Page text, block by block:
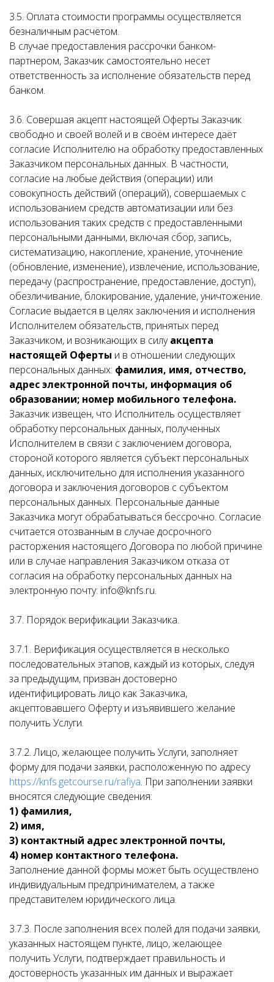
3.5. Оплата стоимости программы осуществляется
безналичным расчётом.
В случае предоставления рассрочки банком-
партнером, Заказчик самостоятельно несет
ответственность за исполнение обязательств перед
банком.
3.6. Совершая акцепт настоящей Оферты Заказчик
свободно и своей волей и в своём интересе даёт
согласие Исполнителю на обработку предоставленных
Заказчиком персональных данных. В частности,
согласие на любые действия (операции) или
совокупность действий (операций), совершаемых с
использованием средств автоматизации или без
использования таких средств с предоставленными
персональными данными, включая сбор, запись,
систематизацию, накопление, хранение, уточнение
(обновление, изменение), извлечение, использование,
передачу (распространение, предоставление, доступ),
обезличивание, блокирование, удаление, уничтожение.
Согласие выдается в целях заключения и исполнения
Исполнителем обязательств, принятых перед
Заказчиком, и возникающих в силуакцепта
настоящей Оферты и в отношении следующих
персональных данных: фамилия, имя, отчество,
адрес электронной почты, информация об
образовании; номер мобильного телефона.
Заказчик извещен, что Исполнитель осуществляет
обработку персональных данных, полученных
Исполнителем в связи с заключением договора,
стороной которого является субъект персональных
данных, исключительно для исполнения указанного
договора и заключения договоров с субъектом
персональных данных. Персональные данные
Заказчика могут обрабатываться бессрочно. Согласие
считается отозванным в случае досрочного
расторжения настоящего Договора по любой причине
или в случае направления Заказчиком отказа от
согласия на обработку персональных данных на
электронную почту: info@knfs.ru.
3.7. Порядок верификации Заказчика.
3.7.1. Верификация осуществляется в несколько
последовательных этапов, каждый из которых, следуя
за предыдущим, призван достоверно
идентифицировать лицо как Заказчика,
акцептовавшего Оферту и изъявившего желание
получить Услуги.
3.7.2. Лицо, желающее получить Услуги, заполняет
форму для подачи заявки, расположенную по адресу
https://knfs.getcourse.ru/rafiya. При заполнении заявки
вносятся следующие сведения:
1) фамилия,
2) имя,
3) контактный адрес электронной почты,
4) номер контактного телефона.
Заполнение данной формы может быть осуществлено
индивидуальным предпринимателем, а также
представителем юридического лица.
3.7.3. После заполнения всех полей для подачи заявки,
указанных настоящем пункте, лицо, желающее
получить Услуги, подтверждает правильность и
достоверность указанных им данных и выражает